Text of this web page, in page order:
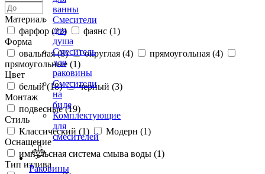
ванны
Смесители
для
душа
Смеситель
для
раковины
Смесители
на
биде
Комплектующие
для
смесителей
Раковины
Материал
фарфор (22) фаянс (1)
Форма
овальная (8) округлая (4) прямоугольная (4)
прямоугольные (1)
Цвет
белый (18) черный (3)
Монтаж
подвесные (19)
Стиль
Классический (1) Модерн (1)
Оснащение
импульсная система смыва воды (1)
Тип излива